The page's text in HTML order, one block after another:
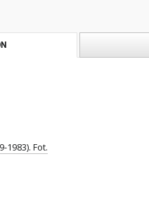
1983). Fot.